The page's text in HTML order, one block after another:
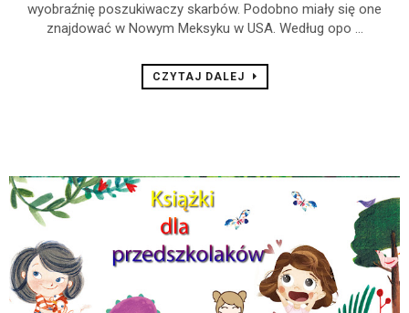
wyobraźnię poszukiwaczy skarbów. Podobno miały się one
znajdować w Nowym Meksyku w USA. Według opo ...
CZYTAJ DALEJ